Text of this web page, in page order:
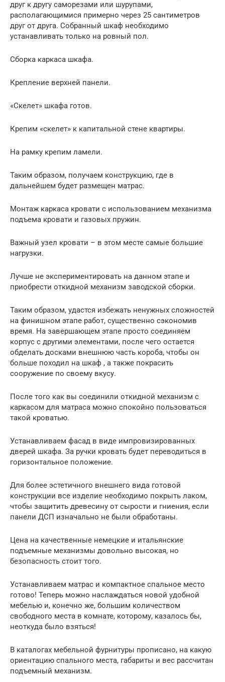
друг к другу саморезами или шурупами,
располагающимися примерно через 25 сантиметров
друг от друга. Собранный шкаф необходимо
устанавливать только на ровный пол.
Сборка каркаса шкафа.
Крепление верхней панели.
«Скелет» шкафа готов.
Крепим «скелет» к капитальной стене квартиры.
На рамку крепим ламели.
Таким образом, получаем конструкцию, где в
дальнейшем будет размещен матрас.
Монтаж каркаса кровати с использованием механизма
подъема кровати и газовых пружин.
Важный узел кровати – в этом месте самые большие
нагрузки.
Лучше не экспериментировать на данном этапе и
приобрести откидной механизм заводской сборки.
Таким образом, удастся избежать ненужных сложностей
на финишном этапе работ, существенно сэкономив
время. На завершающем этапе просто соединяем
корпус с другими элементами, после чего остается
обделать досками внешнюю часть короба, чтобы он
больше походил на шкаф , а также покрасить
сооружение по своему вкусу.
После того как вы соединили откидной механизм с
каркасом для матраса можно спокойно пользоваться
такой кроватью.
Устанавливаем фасад в виде импровизированных
дверей шкафа. За ручки кровать будет переводиться в
горизонтальное положение.
Для более эстетичного внешнего вида готовой
конструкции все изделие необходимо покрыть лаком,
чтобы защитить древесину от сырости и гниения, если
панели ДСП изначально не были обработаны.
Цена на качественные немецкие и итальянские
подъемные механизмы довольно высокая, но
безопасность стоит того.
Устанавливаем матрас и компактное спальное место
готово! Теперь можно наслаждаться новой удобной
мебелью и, конечно же, большим количеством
свободного места в комнате, которому, казалось бы,
неоткуда было взяться!
В каталогах мебельной фурнитуры прописано, на какую
ориентацию спального места, габариты и вес рассчитан
подъемный механизм.